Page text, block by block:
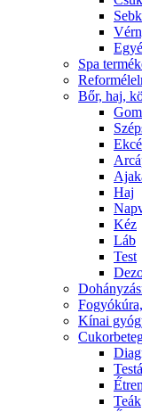
Spa
Bőr, haj,
Haj
Kéz
Láb
Test
Kínai
Teák